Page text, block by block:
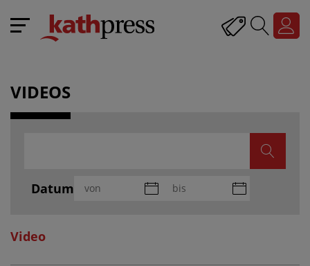
VIDEOS
Datum
Video